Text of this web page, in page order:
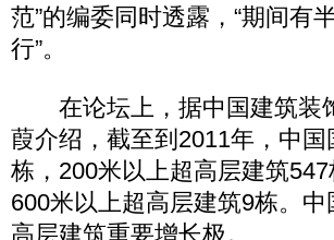
范”的编委同时透露，“期间有
行”。
在论坛上，据中国建筑装
葭介绍，截至到2011年，中
栋，200米以上超高层建筑
600米以上超高层建筑9栋。
高层建筑重要增长极。